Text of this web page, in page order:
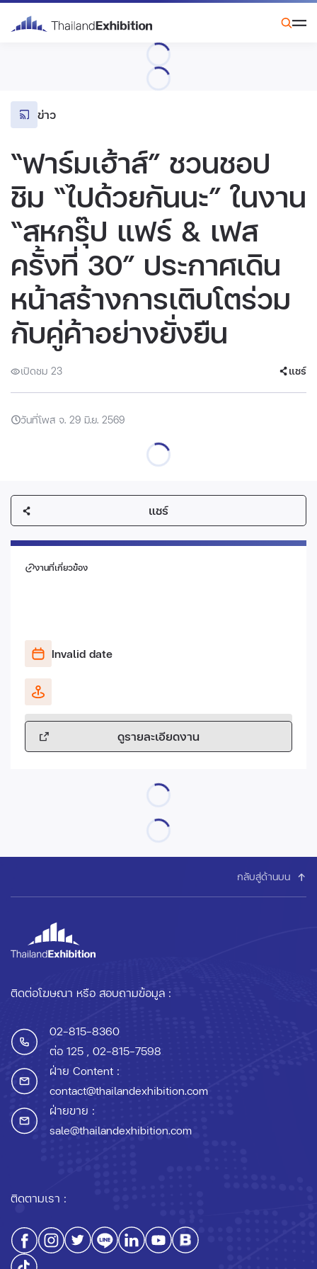
ข่าว
“ฟาร์มเฮ้าส์” ชวนชอป
ชิม “ไปด้วยกันนะ” ในงาน
“สหกรุ๊ป แฟร์ & เฟส
ครั้งที่ 30” ประกาศเดิน
หน้าสร้างการเติบโตร่วม
กับคู่ค้าอย่างยั่งยืน
เปิดชม 23 แชร์
วันที่โพส จ. 29 มิ.ย. 2569
แชร์
งานที่เกี่ยวข้อง
Invalid date
ดูรายละเอียดงาน
กลับสู่ด้านบน
ติดต่อโฆษณา หรือ สอบถามข้อมูล :
02-815-8360
ต่อ 125 , 02-815-7598
ฝ่าย Content :
contact@thailandexhibition.com
ฝ่ายขาย :
sale@thailandexhibition.com
ติดตามเรา :